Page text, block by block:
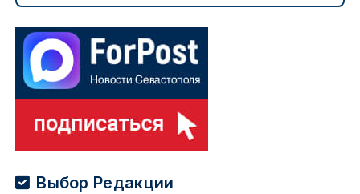
Выбор Редакции